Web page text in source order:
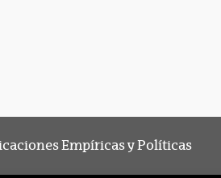
Empíricas y Políticas